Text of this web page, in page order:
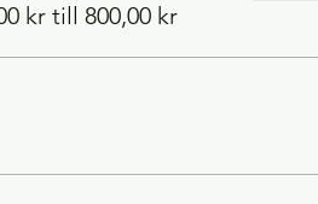
kr till 800,00 kr